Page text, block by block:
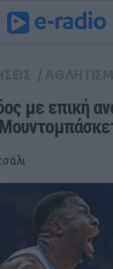
με επική